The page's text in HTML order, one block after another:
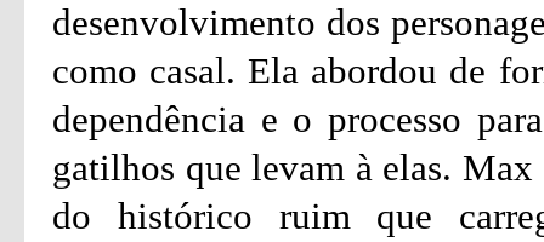
desenvolvimento dos
como casal. Ela abordou de
dependência e o processo
gatilhos que levam à elas.
do histórico ruim que